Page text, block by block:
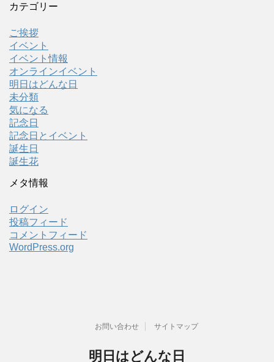
カテゴリー
ご挨拶
イベント
イベント情報
オンラインイベント
明日はどんな日
未分類
気になる
記念日
記念日とイベント
誕生日
誕生花
メタ情報
ログイン
投稿フィード
コメントフィード
WordPress.org
お問い合わせ サイトマップ
明日はどんな日